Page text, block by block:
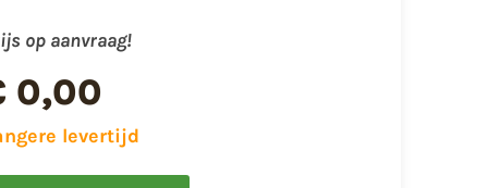
op aanvraag!
0,00
levertijd